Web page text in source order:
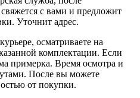
с вами и предложит
Уточнит адрес.
осматриваете на
комплектации. Если
примерка. Время осмотра и
После вы можете
от покупки.